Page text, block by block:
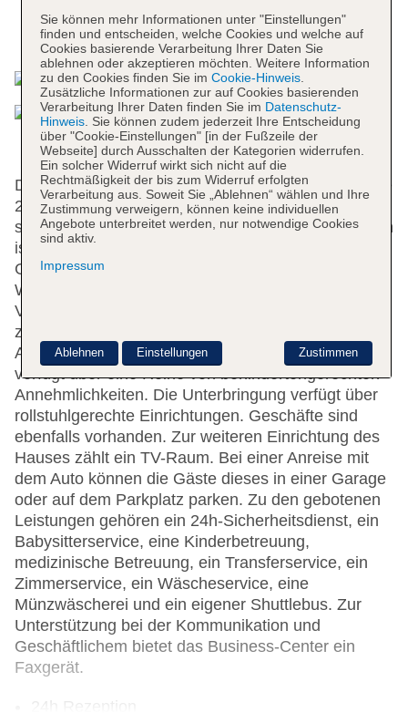
Das bietet Ihre Unterkunft
Die 97 Zimmer, die 19 Suiten, die 53 Einzel- und die
22 Doppelzimmer verteilen sich auf 16 Etagen und
sind über einen Aufzug erreichbar. An der Rezeption
ist das Ein- und Auschecken jederzeit möglich. Eine
Gepäckaufbewahrung, ein Safe und eine
Wechselstube stehen als Serviceleistungen zur
Verfügung. Per WLAN erhalten die Gäste Zugang
zum Internet. Hilfestellung bei der Buchung von
Ausflügen wird am Tourdesk geboten. Das Hotel
verfügt über eine Reihe von behindertengerechten
Annehmlichkeiten. Die Unterbringung verfügt über
rollstuhlgerechte Einrichtungen. Geschäfte sind
ebenfalls vorhanden. Zur weiteren Einrichtung des
Hauses zählt ein TV-Raum. Bei einer Anreise mit
dem Auto können die Gäste dieses in einer Garage
oder auf dem Parkplatz parken. Zu den gebotenen
Leistungen gehören ein 24h-Sicherheitsdienst, ein
Babysitterservice, eine Kinderbetreuung,
medizinische Betreuung, ein Transferservice, ein
Zimmerservice, ein Wäscheservice, eine
Münzwäscherei und ein eigener Shuttlebus. Zur
Unterstützung bei der Kommunikation und
Geschäftlichem bietet das Business-Center ein
Faxgerät.
Sie können mehr Informationen unter "Einstellungen"
finden und entscheiden, welche Cookies und welche auf
Cookies basierende Verarbeitung Ihrer Daten Sie
ablehnen oder akzeptieren möchten. Weitere Information
zu den Cookies finden Sie im Cookie-Hinweis.
Zusätzliche Informationen zur auf Cookies basierenden
Verarbeitung Ihrer Daten finden Sie im Datenschutz-
Hinweis. Sie können zudem jederzeit Ihre Entscheidung
über "Cookie-Einstellungen" [in der Fußzeile der
Webseite] durch Ausschalten der Kategorien widerrufen.
Ein solcher Widerruf wirkt sich nicht auf die
Rechtmäßigkeit der bis zum Widerruf erfolgten
Verarbeitung aus. Soweit Sie „Ablehnen“ wählen und Ihre
Zustimmung verweigern, können keine individuellen
Angebote unterbreitet werden, nur notwendige Cookies
sind aktiv.
Impressum
Zustimmen
Ablehnen Einstellungen